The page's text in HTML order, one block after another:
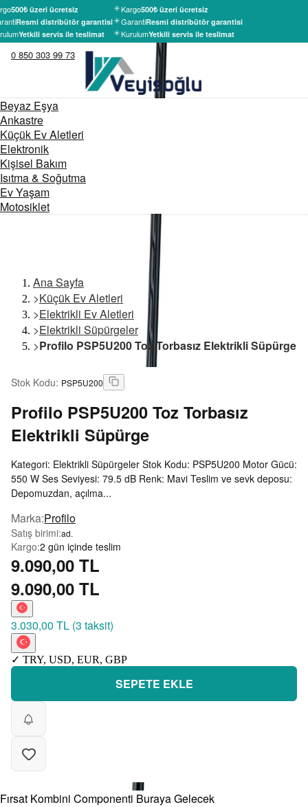
500₺ üzeri ücretsiz
Resmi distribütör garantisi
Yetkili servis ile teslimat
Kargo500₺ üzeri ücretsiz
GarantiResmi distribütör garantisi
KurulumYetkili servis ile teslimat
0 850 303 99 73
Beyaz Eşya
Ankastre
Küçük Ev Aletleri
Elektronik
Kişisel Bakım
Isıtma & Soğutma
Ev Yaşam
Motosiklet
Ana Sayfa
>Küçük Ev Aletleri
>Elektrikli Ev Aletleri
>Elektrikli Süpürgeler
>Profilo PSP5U200 Toz Torbasız Elektrikli Süpürge
Stok Kodu: PSP5U200
Profilo PSP5U200 Toz Torbasız
Elektrikli Süpürge
Kategori: Elektrikli Süpürgeler Stok Kodu: PSP5U200 Motor Gücü:
550 W Ses Seviyesi: 79.5 dB Renk: Mavi Teslim ve sevk deposu:
Depomuzdan, açılma...
Marka:Profilo
Satış birimi:ad.
Kargo:2 gün içinde teslim
9.090,00 TL
9.090,00 TL
3.030,00 TL (3 taksit)
✓ TRY, USD, EUR, GBP
SEPETE EKLE
Fırsat Kombini Componenti Buraya Gelecek